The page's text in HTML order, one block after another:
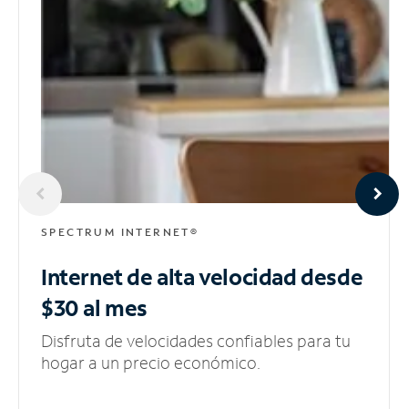
SPECTRUM INTERNET®
Internet de alta velocidaddesde
$30 al mes
Disfruta de velocidades confiables para tu
hogar a un precio económico.